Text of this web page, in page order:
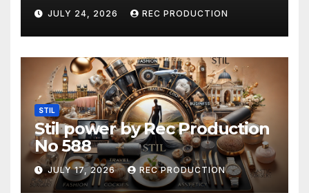
JULY 24, 2026 REC PRODUCTION
STIL
Stil power by Rec Production
No 588
JULY 17, 2026 REC PRODUCTION